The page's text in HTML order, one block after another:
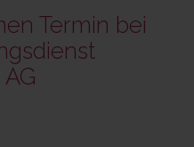
Termin bei